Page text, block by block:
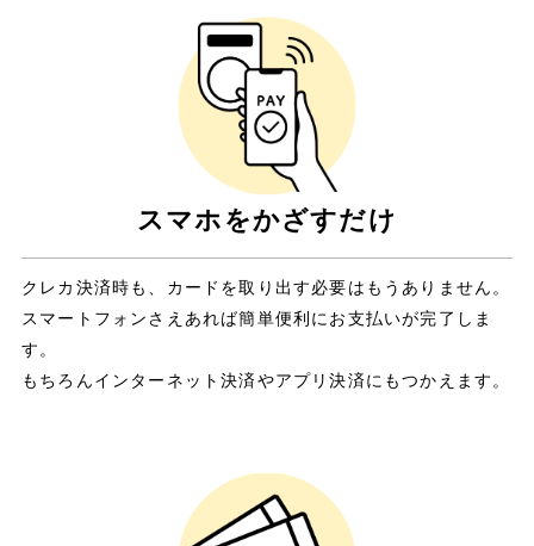
スマホをかざすだけ​
クレカ決済時も、カードを取り出す必要はもうありません。
スマートフォンさえあれば簡単便利にお支払いが完了しま
す。​
もちろんインターネット決済やアプリ決済にもつかえます。​